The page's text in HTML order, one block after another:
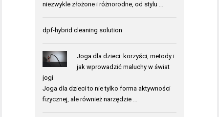
niezwykle złożone i różnorodne, od stylu …
dpf-hybrid cleaning solution
Joga dla dzieci: korzyści, metody i
jak wprowadzić maluchy w świat
jogi
Joga dla dzieci to nie tylko forma aktywności
fizycznej, ale również narzędzie …